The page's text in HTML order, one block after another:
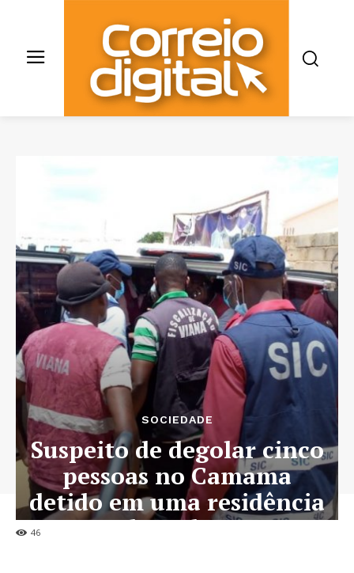
46
SOCIEDADE
Suspeito de degolar cinco
pessoas no Camama
detido em uma residência
de padres